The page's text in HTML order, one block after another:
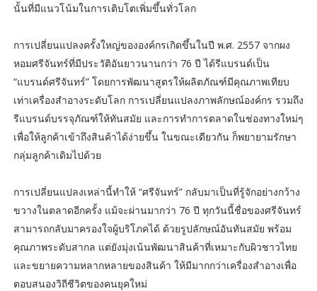
นั้นที่มีแนวโน้มในการเติบโตเพิ่มขึ้นทั่วโลก
การเปลี่ยนแปลงครั้งใหญ่ขององค์กรเกิดขึ้นในปี พ.ศ. 2557 จากผง
หอมศรีจันทร์ที่มีประวัติอันยาวนานกว่า 76 ปี ได้รีแบรนด์เป็น
“แบรนด์ศรีจันทร์” โดยการพัฒนาสูตรให้ผลิตภัณฑ์มีคุณภาพเทียบ
เท่าเครื่องสำอางระดับโลก การเปลี่ยนแปลงภาพลักษณ์องค์กร รวมถึง
รีแบรนด์บรรจุภัณฑ์ให้ทันสมัย และการทำการตลาดในช่องทางใหม่ๆ
เพื่อให้ลูกค้าเข้าถึงสินค้าได้ง่ายขึ้น ในขณะเดียวกัน ก็พยายามรักษา
กลุ่มลูกค้าเดิมไปด้วย
การเปลี่ยนแปลงเหล่านี้ทำให้ “ศรีจันทร์” กลับมาเป็นที่รู้จักอย่างกว้าง
ขวางในตลาดอีกครั้ง แม้จะผ่านมากว่า 76 ปี ทุกวันนี้ชื่อของศรีจันทร์
สามารถกลับมาครองใจผู้บริโภคได้ ด้วยรูปลักษณ์อันทันสมัย พร้อม
คุณภาพระดับสากล แต่ยังมุ่งเน้นพัฒนาสินค้าที่เหมาะกับผิวชาวไทย
และขยายความหลากหลายของสินค้า ให้มีมากกว่าเครื่องสำอางเพื่อ
ตอบสนองวิถีชีวิตของคนยุคใหม่